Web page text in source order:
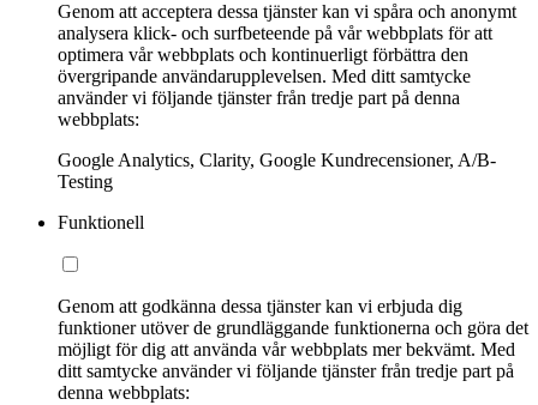
Genom att acceptera dessa tjänster kan vi spåra och anonymt
analysera klick- och surfbeteende på vår webbplats för att
optimera vår webbplats och kontinuerligt förbättra den
övergripande användarupplevelsen. Med ditt samtycke
använder vi följande tjänster från tredje part på denna
webbplats:
Google Analytics, Clarity, Google Kundrecensioner, A/B-
Testing
Funktionell
Genom att godkänna dessa tjänster kan vi erbjuda dig
funktioner utöver de grundläggande funktionerna och göra det
möjligt för dig att använda vår webbplats mer bekvämt. Med
ditt samtycke använder vi följande tjänster från tredje part på
denna webbplats: